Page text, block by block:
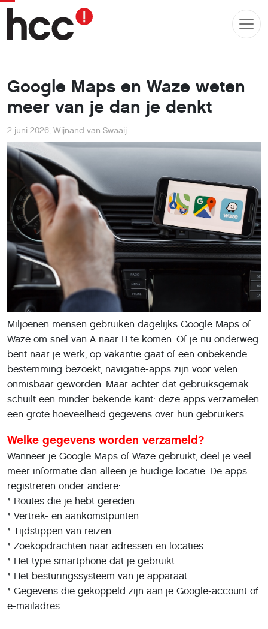
Google Maps en Waze weten
meer van je dan je denkt
2 juni 2026, Wijnand van Swaaij
Miljoenen mensen gebruiken dagelijks Google Maps of
Waze om snel van A naar B te komen. Of je nu onderweg
bent naar je werk, op vakantie gaat of een onbekende
bestemming bezoekt, navigatie-apps zijn voor velen
onmisbaar geworden. Maar achter dat gebruiksgemak
schuilt een minder bekende kant: deze apps verzamelen
een grote hoeveelheid gegevens over hun gebruikers.
Welke gegevens worden verzameld?
Wanneer je Google Maps of Waze gebruikt, deel je veel
meer informatie dan alleen je huidige locatie. De apps
registreren onder andere:
* Routes die je hebt gereden
* Vertrek- en aankomstpunten
* Tijdstippen van reizen
* Zoekopdrachten naar adressen en locaties
* Het type smartphone dat je gebruikt
* Het besturingssysteem van je apparaat
* Gegevens die gekoppeld zijn aan je Google-account of
e-mailadres